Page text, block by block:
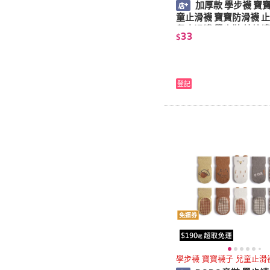
加厚款 學步襪 寶
童止滑襪 寶寶防滑襪 止滑襪 嬰
兒止滑襪 學步鞋 純棉
兒襪子 嬰兒鞋
$33
登記
免運券
學步襪 寶寶襪子 兒童止滑